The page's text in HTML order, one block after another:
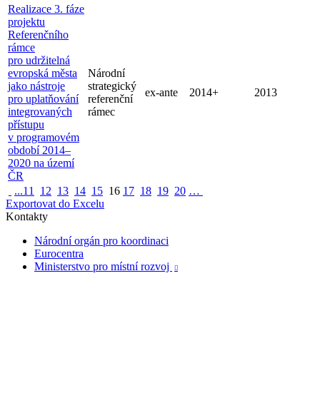
Realizace 3. fáze
projektu
Referenčního
rámce
pro udržitelná
evropská města
jako nástroje
pro uplatňování
integrovaných
přístupu
v programovém
období 2014–
2020 na území
ČR
Národní
strategický
referenční
rámec
ex-ante 2014+ 2013
...11 12 13 14 15 16 17 18 19 20 …
Exportovat do Excelu
Kontakty
Národní orgán pro koordinaci
Eurocentra
Ministerstvo pro místní rozvoj
